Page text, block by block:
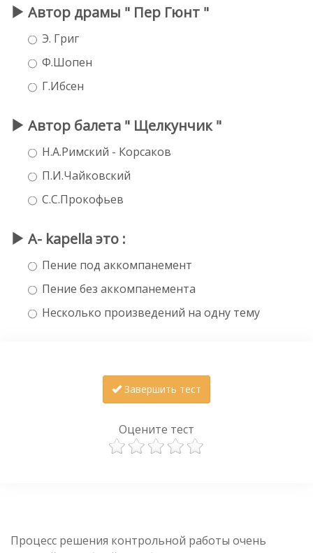
Автор драмы " Пер Гюнт "
Э. Григ
Ф.Шопен
Г.Ибсен
Автор балета " Щелкунчик "
Н.А.Римский - Корсаков
П.И.Чайковский
С.С.Прокофьев
A- kapella это :
Пение под аккомпанемент
Пение без аккомпанемента
Несколько произведений на одну тему
Завершить тест
Оцените тест
Процесс решения контрольной работы очень